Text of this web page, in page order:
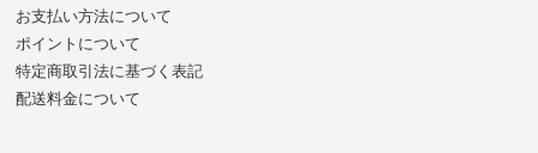
お支払い方法について
ポイントについて
特定商取引法に基づく表記
配送料金について